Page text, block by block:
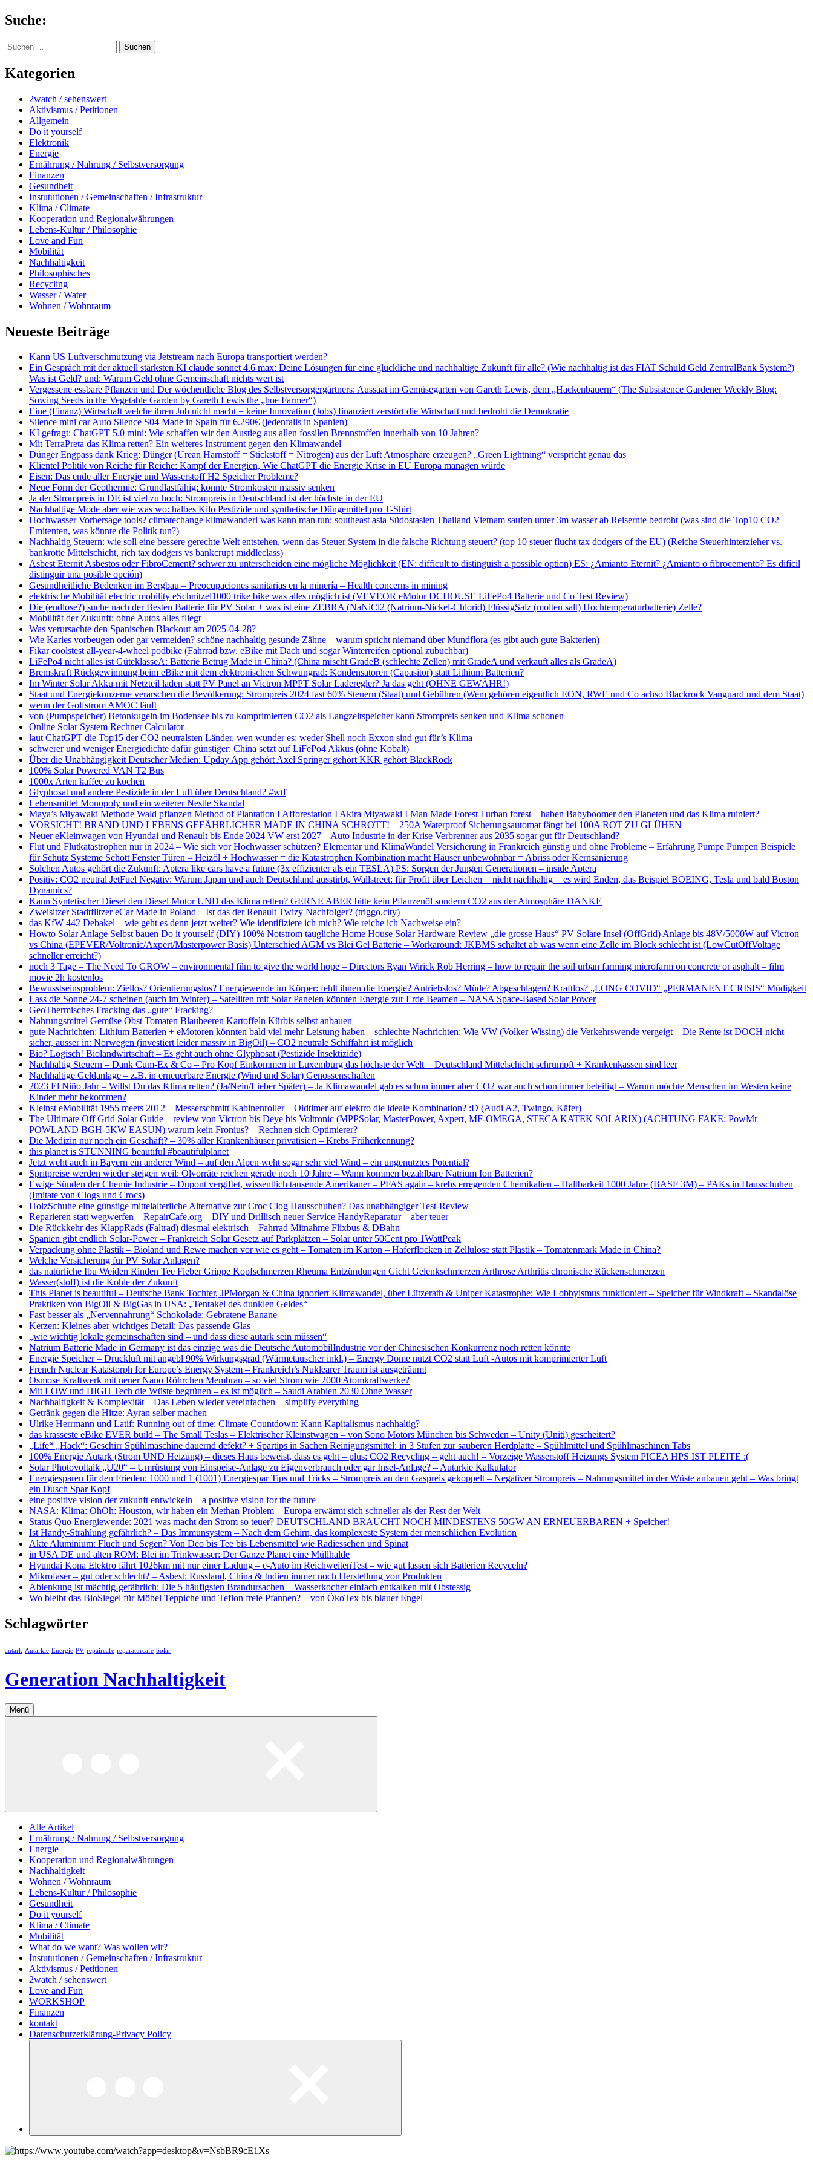
Springe
zum
Inhalt
Suche:
Suchen
nach:
Kategorien
2watch / sehenswert
Aktivismus / Petitionen
Allgemein
Do it yourself
Elektronik
Energie
Ernährung / Nahrung / Selbstversorgung
Finanzen
Gesundheit
Instututionen / Gemeinschaften / Infrastruktur
Klima / Climate
Kooperation und Regionalwährungen
Lebens-Kultur / Philosophie
Love and Fun
Mobilität
Nachhaltigkeit
Philosophisches
Recycling
Wasser / Water
Wohnen / Wohnraum
Neueste Beiträge
Kann US Luftverschmutzung via Jetstream nach Europa transportiert werden?
Ein Gespräch mit der aktuell stärksten KI claude sonnet 4.6 max: Deine Lösungen für eine glückliche und nachhaltige Zukunft für alle? (Wie nachhaltig ist das FIAT Schuld Geld ZentralBank System?)
Was ist Geld? und: Warum Geld ohne Gemeinschaft nichts wert ist
Vergessene essbare Pflanzen und Der wöchentliche Blog des Selbstversorgergärtners: Aussaat im Gemüsegarten von Gareth Lewis, dem „Hackenbauern“ (The Subsistence Gardener Weekly Blog:
Sowing Seeds in the Vegetable Garden by Gareth Lewis the „hoe Farmer“)
Eine (Finanz) Wirtschaft welche ihren Job nicht macht = keine Innovation (Jobs) finanziert zerstört die Wirtschaft und bedroht die Demokratie
Silence mini car Auto Silence S04 Made in Spain für 6.290€ (jedenfalls in Spanien)
KI gefragt: ChatGPT 5.0 mini: Wie schaffen wir den Austieg aus allen fossilen Brennstoffen innerhalb von 10 Jahren?
Mit TerraPreta das Klima retten? Ein weiteres Instrument gegen den Klimawandel
Dünger Engpass dank Krieg: Dünger (Urean Harnstoff = Stickstoff = Nitrogen) aus der Luft Atmosphäre erzeugen? „Green Lightning“ verspricht genau das
Klientel Politik von Reiche für Reiche: Kampf der Energien, Wie ChatGPT die Energie Krise in EU Europa managen würde
Eisen: Das ende aller Energie und Wasserstoff H2 Speicher Probleme?
Neue Form der Geothermie: Grundlastfähig: könnte Stromkosten massiv senken
Ja der Strompreis in DE ist viel zu hoch: Strompreis in Deutschland ist der höchste in der EU
Nachhaltige Mode aber wie was wo: halbes Kilo Pestizide und synthetische Düngemittel pro T-Shirt
Hochwasser Vorhersage tools? climatechange klimawanderl was kann man tun: southeast asia Südostasien Thailand Vietnam saufen unter 3m wasser ab Reisernte bedroht (was sind die Top10 CO2
Emitenten, was könnte die Politik tun?)
Nachhaltig Steuern: wie soll eine bessere gerechte Welt entstehen, wenn das Steuer System in die falsche Richtung steuert? (top 10 steuer flucht tax dodgers of the EU) (Reiche Steuerhinterzieher vs.
bankrotte Mittelschicht, rich tax dodgers vs bankcrupt middleclass)
Asbest Eternit Asbestos oder FibroCement? schwer zu unterscheiden eine mögliche Möglichkeit (EN: difficult to distinguish a possible option) ES: ¿Amianto Eternit? ¿Amianto o fibrocemento? Es difícil
distinguir una posible opción)
Gesundheitliche Bedenken im Bergbau – Preocupaciones sanitarias en la minería – Health concerns in mining
elektrische Mobilität electric mobility eSchnitzel1000 trike bike was alles möglich ist (VEVEOR eMotor DCHOUSE LiFePo4 Batterie und Co Test Review)
Die (endlose?) suche nach der Besten Batterie für PV Solar + was ist eine ZEBRA (NaNiCl2 (Natrium-Nickel-Chlorid) FlüssigSalz (molten salt) Hochtemperaturbatterie) Zelle?
Mobilität der Zukunft: ohne Autos alles fliegt
Was verursachte den Spanischen Blackout am 2025-04-28?
Wie Karies vorbeugen oder gar vermeiden? schöne nachhaltig gesunde Zähne – warum spricht niemand über Mundflora (es gibt auch gute Bakterien)
Fikar coolstest all-year-4-wheel podbike (Fahrrad bzw. eBike mit Dach und sogar Winterreifen optional zubuchbar)
LiFePo4 nicht alles ist GüteklasseA: Batterie Betrug Made in China? (China mischt GradeB (schlechte Zellen) mit GradeA und verkauft alles als GradeA)
Bremskraft Rückgewinnung beim eBike mit dem elektronischen Schwungrad: Kondensatoren (Capasitor) statt Lithium Batterien?
Im Winter Solar Akku mit Netzteil laden statt PV Panel an Victron MPPT Solar Laderegler? Ja das geht (OHNE GEWÄHR!)
Staat und Energiekonzerne verarschen die Bevölkerung: Strompreis 2024 fast 60% Steuern (Staat) und Gebühren (Wem gehören eigentlich EON, RWE und Co achso Blackrock Vanguard und dem Staat)
wenn der Golfstrom AMOC läuft
von (Pumpspeicher) Betonkugeln im Bodensee bis zu komprimierten CO2 als Langzeitspeicher kann Strompreis senken und Klima schonen
Online Solar System Rechner Calculator
laut ChatGPT die Top15 der CO2 neutralsten Länder, wen wunder es: weder Shell noch Exxon sind gut für’s Klima
schwerer und weniger Energiedichte dafür günstiger: China setzt auf LiFePo4 Akkus (ohne Kobalt)
Über die Unabhängigkeit Deutscher Medien: Upday App gehört Axel Springer gehört KKR gehört BlackRock
100% Solar Powered VAN T2 Bus
1000x Arten kaffee zu kochen
Glyphosat und andere Pestizide in der Luft über Deutschland? #wtf
Lebensmittel Monopoly und ein weiterer Nestle Skandal
Maya’s Miyawaki Methode Wald pflanzen Method of Plantation I Afforestation I Akira Miyawaki I Man Made Forest I urban forest – haben Babyboomer den Planeten und das Klima ruiniert?
VORSICHT! BRAND UND LEBENS GEFÄHRLICHER MADE IN CHINA SCHROTT! – 250A Waterproof Sicherungsautomat fängt bei 100A ROT ZU GLÜHEN
Neuer eKleinwagen von Hyundai und Renault bis Ende 2024 VW erst 2027 – Auto Industrie in der Krise Verbrenner aus 2035 sogar gut für Deutschland?
Flut und Flutkatastrophen nur in 2024 – Wie sich vor Hochwasser schützen? Elementar und KlimaWandel Versicherung in Frankreich günstig und ohne Probleme – Erfahrung Pumpe Pumpen Beispiele
für Schutz Systeme Schott Fenster Türen – Heizöl + Hochwasser = die Katastrophen Kombination macht Häuser unbewohnbar = Abriss oder Kernsanierung
Solchen Autos gehört die Zukunft: Aptera like cars have a future (3x effizienter als ein TESLA) PS: Sorgen der Jungen Generationen – inside Aptera
Positiv: CO2 neutral JetFuel Negativ: Warum Japan und auch Deutschland ausstirbt, Wallstreet: für Profit über Leichen = nicht nachhaltig = es wird Enden, das Beispiel BOEING, Tesla und bald Boston
Dynamics?
Kann Syntetischer Diesel den Diesel Motor UND das Klima retten? GERNE ABER bitte kein Pflanzenöl sondern CO2 aus der Atmosphäre DANKE
Zweisitzer Stadtflitzer eCar Made in Poland – Ist das der Renault Twizy Nachfolger? (triggo.city)
das KfW 442 Debakel – wie geht es denn jetzt weiter? Wie identifiziere ich mich? Wie reiche ich Nachweise ein?
Howto Solar Anlage Selbst bauen Do it yourself (DIY) 100% Notstrom taugliche Home House Solar Hardware Review „die grosse Haus“ PV Solare Insel (OffGrid) Anlage bis 48V/5000W auf Victron
vs China (EPEVER/Voltronic/Axpert/Masterpower Basis) Unterschied AGM vs Blei Gel Batterie – Workaround: JKBMS schaltet ab was wenn eine Zelle im Block schlecht ist (LowCutOffVoltage
schneller erreicht?)
noch 3 Tage – The Need To GROW – environmental film to give the world hope – Directors Ryan Wirick Rob Herring – how to repair the soil urban farming microfarm on concrete or asphalt – film
movie 2h kostenlos
Bewusstseinsproblem: Ziellos? Orientierungslos? Energiewende im Körper: fehlt ihnen die Energie? Antriebslos? Müde? Abgeschlagen? Kraftlos? „LONG COVID“ „PERMANENT CRISIS“ Müdigkeit
Lass die Sonne 24-7 scheinen (auch im Winter) – Satelliten mit Solar Panelen könnten Energie zur Erde Beamen – NASA Space-Based Solar Power
GeoThermisches Fracking das „gute“ Fracking?
Nahrungsmittel Gemüse Obst Tomaten Blaubeeren Kartoffeln Kürbis selbst anbauen
gute Nachrichten: Lithium Batterien + eMotoren könnten bald viel mehr Leistung haben – schlechte Nachrichten: Wie VW (Volker Wissing) die Verkehrswende vergeigt – Die Rente ist DOCH nicht
sicher, ausser in: Norwegen (investiert leider massiv in BigOil) – CO2 neutrale Schiffahrt ist möglich
Bio? Logisch! Biolandwirtschaft – Es geht auch ohne Glyphosat (Pestizide Insektizide)
Nachhaltig Steuern – Dank Cum-Ex & Co – Pro Kopf Einkommen in Luxemburg das höchste der Welt = Deutschland Mittelschicht schrumpft + Krankenkassen sind leer
Nachhaltige Geldanlage – z.B. in erneuerbare Energie (Wind und Solar) Genossenschaften
2023 El Niño Jahr – Willst Du das Klima retten? (Ja/Nein/Lieber Später) – Ja Klimawandel gab es schon immer aber CO2 war auch schon immer beteiligt – Warum möchte Menschen im Westen keine
Kinder mehr bekommen?
Kleinst eMobilität 1955 meets 2012 – Messerschmitt Kabinenroller – Oldtimer auf elektro die ideale Kombination? :D (Audi A2, Twingo, Käfer)
The Ultimate Off Grid Solar Guide – review von Victron bis Deye bis Voltronic (MPPSolar, MasterPower, Axpert, MF-OMEGA, STECA KATEK SOLARIX) (ACHTUNG FAKE: PowMr
POWLAND BGH-5KW EASUN) warum kein Fronius? – Rechnen sich Optimierer?
Die Medizin nur noch ein Geschäft? – 30% aller Krankenhäuser privatisiert – Krebs Früherkennung?
this planet is STUNNING beautiful #beautifulplanet
Jetzt weht auch in Bayern ein anderer Wind – auf den Alpen weht sogar sehr viel Wind – ein ungenutztes Potential?
Spritpreise werden wieder steigen weil: Ölvorräte reichen gerade noch 10 Jahre – Wann kommen bezahlbare Natrium Ion Batterien?
Ewige Sünden der Chemie Industrie – Dupont vergiftet, wissentlich tausende Amerikaner – PFAS again – krebs erregenden Chemikalien – Haltbarkeit 1000 Jahre (BASF 3M) – PAKs in Hausschuhen
(Imitate von Clogs und Crocs)
HolzSchuhe eine günstige mittelalterliche Alternative zur Croc Clog Hausschuhen? Das unabhängiger Test-Review
Reparieren statt wegwerfen – RepairCafe.org – DIY und Drillisch neuer Service HandyReparatur – aber teuer
Die Rückkehr des KlappRads (Faltrad) diesmal elektrisch – Fahrrad Mitnahme Flixbus & DBahn
Spanien gibt endlich Solar-Power – Frankreich Solar Gesetz auf Parkplätzen – Solar unter 50Cent pro 1WattPeak
Verpackung ohne Plastik – Bioland und Rewe machen vor wie es geht – Tomaten im Karton – Haferflocken in Zellulose statt Plastik – Tomatenmark Made in China?
Welche Versicherung für PV Solar Anlagen?
das natürliche Ibu Weiden Rinden Tee Fieber Grippe Kopfschmerzen Rheuma Entzündungen Gicht Gelenkschmerzen Arthrose Arthritis chronische Rückenschmerzen
Wasser(stoff) ist die Kohle der Zukunft
This Planet is beautiful – Deutsche Bank Tochter, JPMorgan & China ignoriert Klimawandel, über Lützerath & Uniper Katastrophe: Wie Lobbyismus funktioniert – Speicher für Windkraft – Skandalöse
Praktiken von BigOil & BigGas in USA: „Tentakel des dunklen Geldes“
Fast besser als „Nervennahrung“ Schokolade: Gebratene Banane
Kerzen: Kleines aber wichtiges Detail: Das passende Glas
„wie wichtig lokale gemeinschaften sind – und dass diese autark sein müssen“
Natrium Batterie Made in Germany ist das einzige was die Deutsche AutomobilIndustrie vor der Chinesischen Konkurrenz noch retten könnte
Energie Speicher – Druckluft mit angebl 90% Wirkungsgrad (Wärmetauscher inkl.) – Energy Dome nutzt CO2 statt Luft -Autos mit komprimierter Luft
French Nuclear Katastorph for Europe’s Energy System – Frankreich’s Nuklearer Traum ist ausgeträumt
Osmose Kraftwerk mit neuer Nano Röhrchen Membran – so viel Strom wie 2000 Atomkraftwerke?
Mit LOW und HIGH Tech die Wüste begrünen – es ist möglich – Saudi Arabien 2030 Ohne Wasser
Nachhaltigkeit & Komplexität – Das Leben wieder vereinfachen – simplify everything
Getränk gegen die Hitze: Ayran selber machen
Ulrike Herrmann und Latif: Running out of time: Climate Countdown: Kann Kapitalismus nachhaltig?
das krasseste eBike EVER build – The Small Teslas – Elektrischer Kleinstwagen – von Sono Motors München bis Schweden – Unity (Uniti) gescheitert?
„Life“ „Hack“: Geschirr Spühlmaschine dauernd defekt? + Spartips in Sachen Reinigungsmittel: in 3 Stufen zur sauberen Herdplatte – Spühlmittel und Spühlmaschinen Tabs
100% Energie Autark (Strom UND Heizung) – dieses Haus beweist, dass es geht – plus: CO2 Recycling – geht auch! – Vorzeige Wasserstoff Heizungs System PICEA HPS IST PLEITE :(
Solar Photovoltaik „Ü20“ – Umrüstung von Einspeise-Anlage zu Eigenverbrauch oder gar Insel-Anlage? – Autarkie Kalkulator
Energiesparen für den Frieden: 1000 und 1 (1001) Energiespar Tips und Tricks – Strompreis an den Gaspreis gekoppelt – Negativer Strompreis – Nahrungsmittel in der Wüste anbauen geht – Was bringt
ein Dusch Spar Kopf
eine positive vision der zukunft entwickeln – a positive vision for the future
NASA: Klima: OhOh: Houston, wir haben ein Methan Problem – Europa erwärmt sich schneller als der Rest der Welt
Status Quo Energiewende: 2021 was macht den Strom so teuer? DEUTSCHLAND BRAUCHT NOCH MINDESTENS 50GW AN ERNEUERBAREN + Speicher!
Ist Handy-Strahlung gefährlich? – Das Immunsystem – Nach dem Gehirn, das komplexeste System der menschlichen Evolution
Akte Aluminium: Fluch und Segen? Von Deo bis Tee bis Lebensmittel wie Radiesschen und Spinat
in USA DE und alten ROM: Blei im Trinkwasser: Der Ganze Planet eine Müllhalde
Hyundai Kona Elektro fährt 1026km mit nur einer Ladung – e-Auto im ReichweitenTest – wie gut lassen sich Batterien Recyceln?
Mikrofaser – gut oder schlecht? – Asbest: Russland, China & Indien immer noch Herstellung von Produkten
Ablenkung ist mächtig-gefährlich: Die 5 häufigsten Brandursachen – Wasserkocher einfach entkalken mit Obstessig
Wo bleibt das BioSiegel für Möbel Teppiche und Teflon freie Pfannen? – von ÖkoTex bis blauer Engel
Schlagwörter
autark Autarkie Energie PV repaircafe reparaturcafe Solar
Generation Nachhaltigkeit
Menü
Alle Artikel
Ernährung / Nahrung / Selbstversorgung
Energie
Kooperation und Regionalwährungen
Nachhaltigkeit
Wohnen / Wohnraum
Lebens-Kultur / Philosophie
Gesundheit
Do it yourself
Klima / Climate
Mobilität
What do we want? Was wollen wir?
Instututionen / Gemeinschaften / Infrastruktur
Aktivismus / Petitionen
2watch / sehenswert
Love and Fun
WORKSHOP
Finanzen
kontakt
Datenschutzerklärung-Privacy Policy